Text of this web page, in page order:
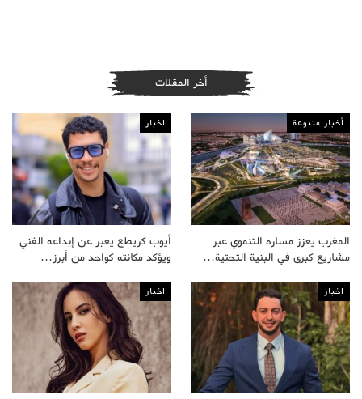
أخر المقلات
أخبار متنوعة
المغرب يعزز مساره التنموي عبر
مشاريع كبرى في البنية التحتية…
اخبار
أيوب كريطع يعبر عن إبداعه الفني
ويؤكد مكانته كواحد من أبرز…
اخبار اخبار